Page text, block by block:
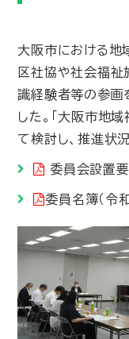
大阪市における地
区社協や社会福祉
識経験者等の参画
した。「大阪市地
て検討し、推進状
委員会設置要
委員名簿（令